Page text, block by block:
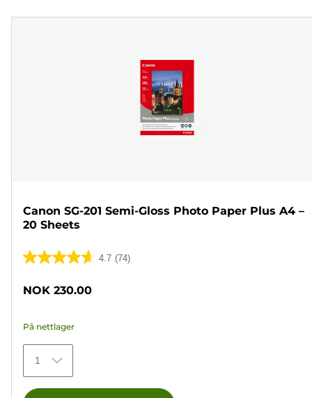
Canon SG-201 Semi-Gloss Photo Paper Plus A4 –
20 Sheets
4.7 (74)
4.7
5
74
omtaler
NOK 230.00
På nettlager
1